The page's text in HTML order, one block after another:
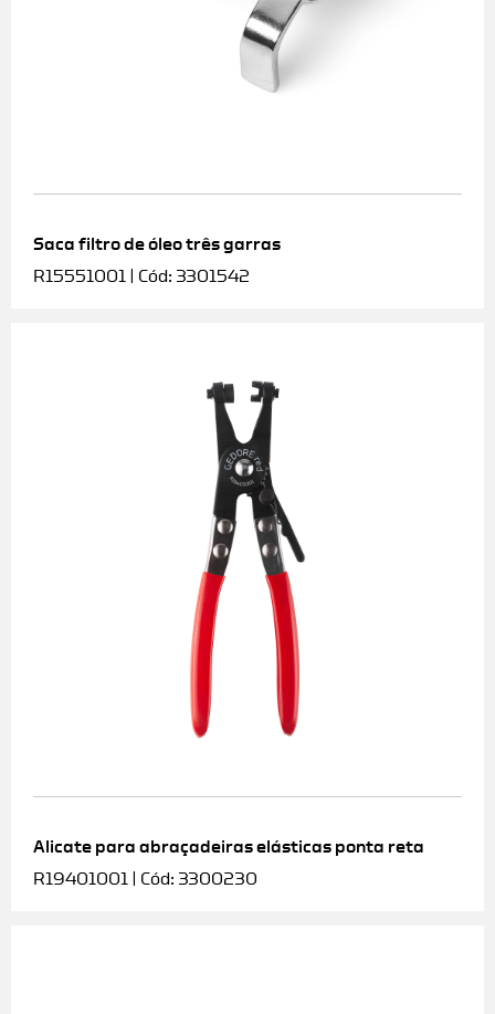
Saca filtro de óleo três garras
R15551001 | Cód: 3301542
Alicate para abraçadeiras elásticas ponta reta
R19401001 | Cód: 3300230